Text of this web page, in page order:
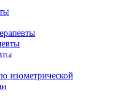
изометрической